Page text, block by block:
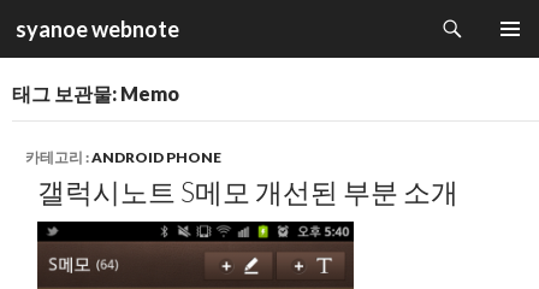
syanoe webnote
색
츠
로
건
태그 보관물: Memo
카테고리 :ANDROID PHONE
갤럭시노트 S메모 개선된 부분 소개